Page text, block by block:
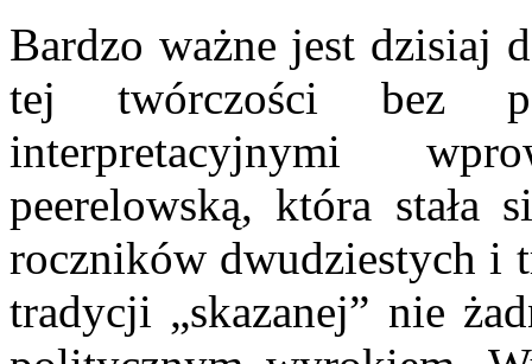
Bardzo ważne jest dzisiaj
tej twórczości bez
interpretacyjnymi
peerelowską, która stała
roczników dwudziestych i
tradycji „skazanej” nie